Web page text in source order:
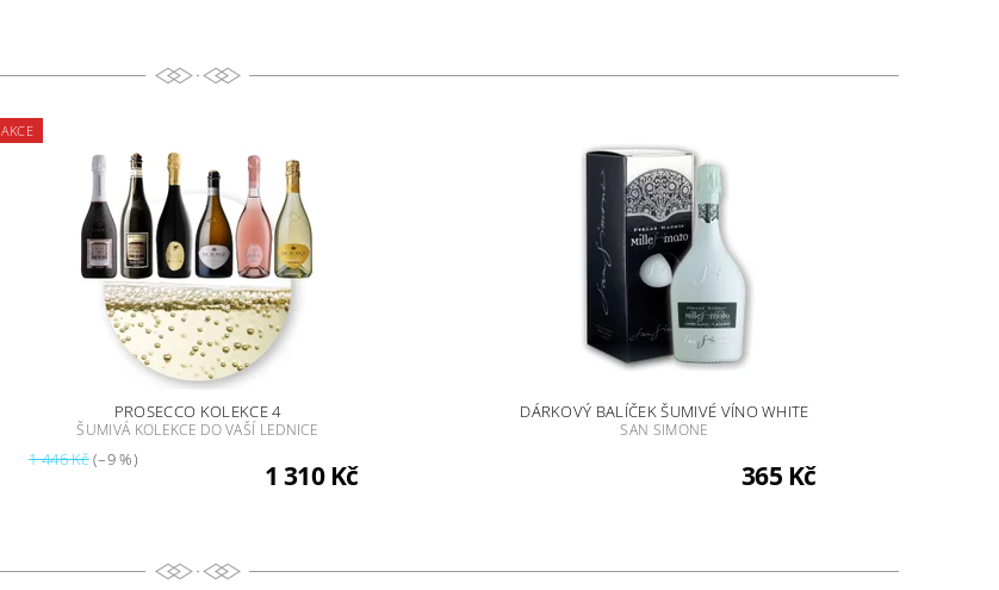
AKCE
PROSECCO KOLEKCE 4
ŠUMIVÁ KOLEKCE DO VAŠÍ LEDNICE
1 446 Kč(–9 %) 1 310 Kč
DÁRKOVÝ BALÍČEK ŠUMIVÉ VÍNO WHITE
SAN SIMONE
365 Kč